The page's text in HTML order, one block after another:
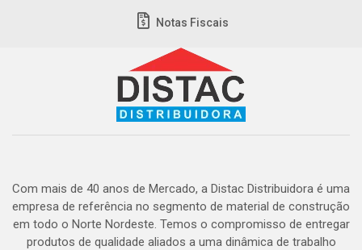
Notas Fiscais
Com mais de 40 anos de Mercado, a Distac Distribuidora é uma
empresa de referência no segmento de material de construção
em todo o Norte Nordeste. Temos o compromisso de entregar
produtos de qualidade aliados a uma dinâmica de trabalho